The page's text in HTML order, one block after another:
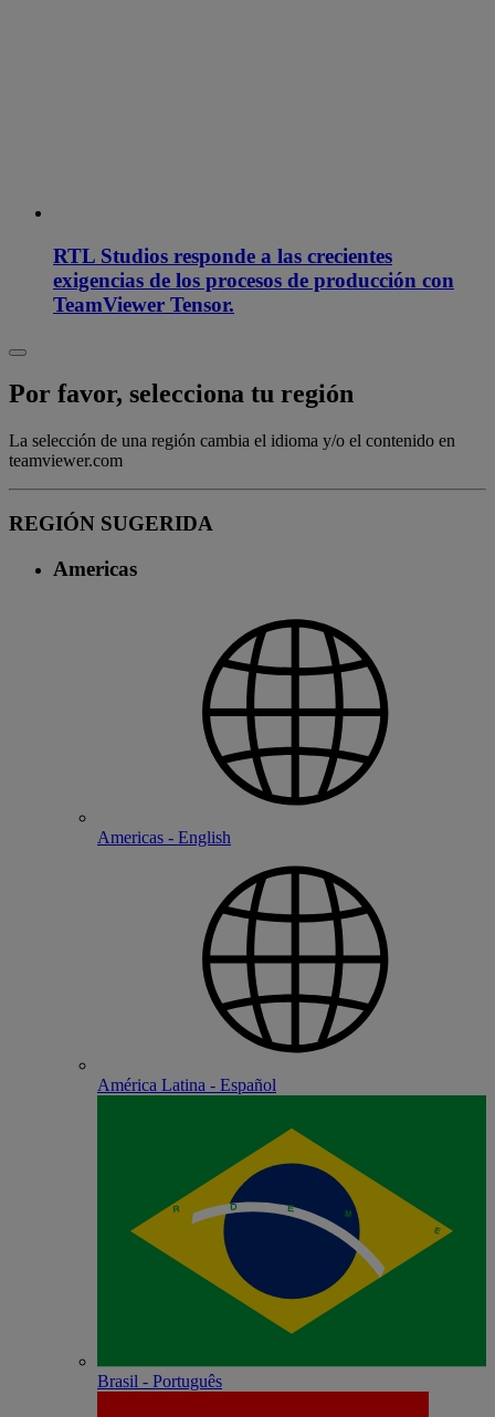
RTL Studios responde a las crecientes
exigencias de los procesos de producción con
TeamViewer Tensor.
Por favor, selecciona tu región
La selección de una región cambia el idioma y/o el contenido en
teamviewer.com
REGIÓN SUGERIDA
Americas
Americas - English
América Latina - Español
Brasil - Português